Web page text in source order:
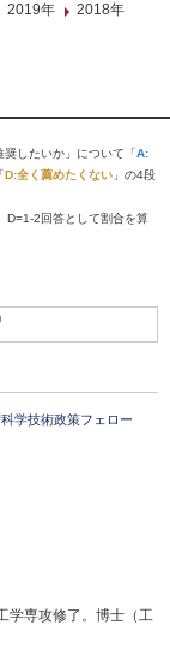
2019年
2018年
したいか」について「A:
D:全く薦めたくない 」の4段
D=1-2回答として割合を算
学技術政策フェロー
学専攻修了。博士（工